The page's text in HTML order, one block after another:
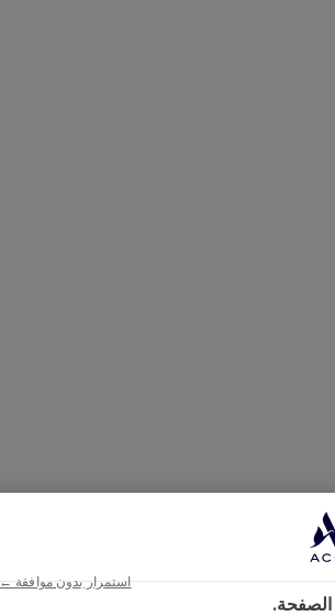
استمرار بدون موافقة ←